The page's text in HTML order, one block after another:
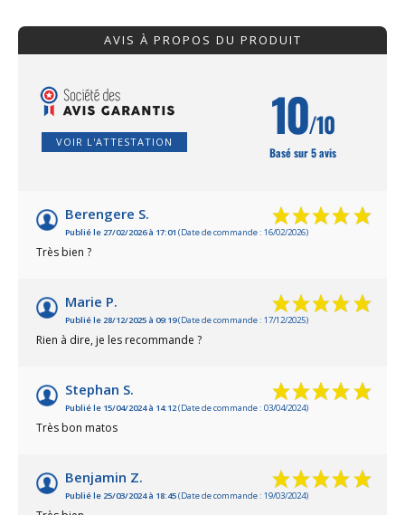
AVIS À PROPOS DU PRODUIT
VOIR L'ATTESTATION 10/10
Basé sur 5 avis
Berengere S.
Publié le 27/02/2026 à 17:01 (Date de commande : 16/02/2026)
Très bien ?
Marie P.
Publié le 28/12/2025 à 09:19(Date de commande : 17/12/2025)
Rien à dire, je les recommande ?
Stephan S.
Publié le 15/04/2024 à 14:12(Date de commande : 03/04/2024)
Très bon matos
Benjamin Z.
Publié le 25/03/2024 à 18:45(Date de commande : 19/03/2024)